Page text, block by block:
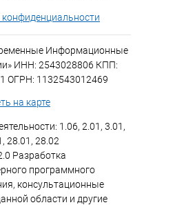
Информационные
ИНН: 2543028806 КПП:
ОГРН: 1132543012469
на карте
1.06, 2.01, 3.01,
28.01, 28.02
Разработка
программного
консультационные
области и другие